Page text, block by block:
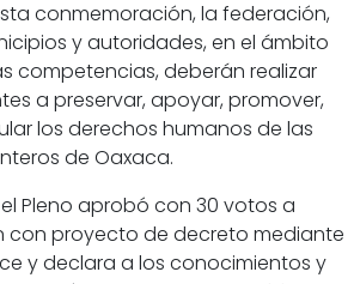
conmemoración, la federación,
y autoridades, en el ámbito
competencias, deberán realizar
a preservar, apoyar, promover,
los derechos humanos de las
de Oaxaca.
Pleno aprobó con 30 votos a
con proyecto de decreto mediante
y declara a los conocimientos y